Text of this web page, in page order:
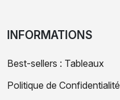
INFORMATIONS
Best-sellers : Tableaux
Politique de Confidentialité